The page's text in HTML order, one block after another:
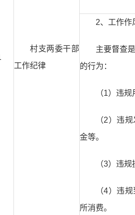
村支两委干部
工作纪律
2、工作作
主要督查
的行为：
（1）违
（2）违
金等。
（3）违
（4）违
所消费。